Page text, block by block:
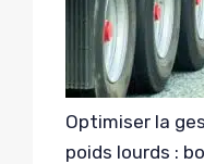
Optimiser la
poids lourds :